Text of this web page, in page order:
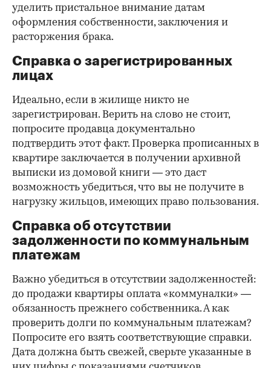
уделить пристальное внимание датам
оформления собственности, заключения и
расторжения брака.
Справка о зарегистрированных
лицах
Идеально, если в жилище никто не
зарегистрирован. Верить на слово не стоит,
попросите продавца документально
подтвердить этот факт. Проверка прописанных в
квартире заключается в получении архивной
выписки из домовой книги — это даст
возможность убедиться, что вы не получите в
нагрузку жильцов, имеющих право пользования.
Справка об отсутствии
задолженности по коммунальным
платежам
Важно убедиться в отсутствии задолженностей:
до продажи квартиры оплата «коммуналки» —
обязанность прежнего собственника. А как
проверить долги по коммунальным платежам?
Попросите его взять соответствующие справки.
Дата должна быть свежей, сверьте указанные в